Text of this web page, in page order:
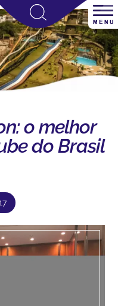
o melhor
do Brasil